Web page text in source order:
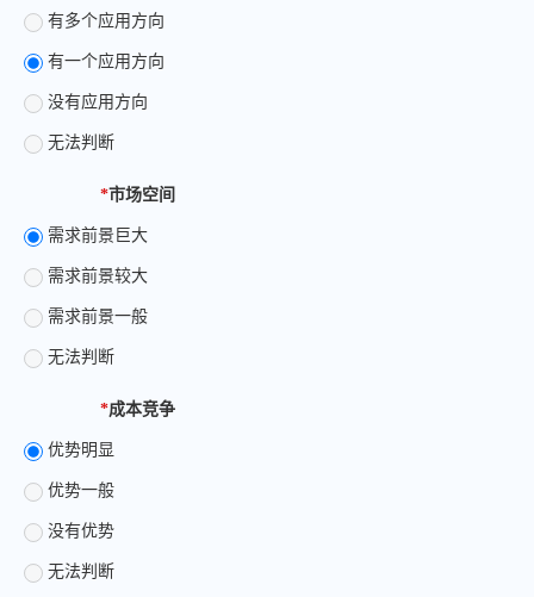
有多个应用方向
有一个应用方向
没有应用方向
无法判断
*市场空间
需求前景巨大
需求前景较大
需求前景一般
无法判断
*成本竞争
优势明显
优势一般
没有优势
无法判断